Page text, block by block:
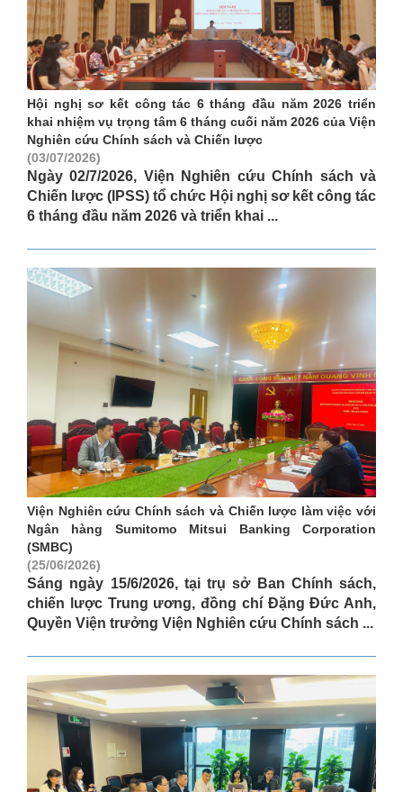
Hội nghị sơ kết công tác 6 tháng đầu năm 2026 triển
khai nhiệm vụ trọng tâm 6 tháng cuối năm 2026 của Viện
Nghiên cứu Chính sách và Chiến lược
(03/07/2026)
Ngày 02/7/2026, Viện Nghiên cứu Chính sách và
Chiến lược (IPSS) tổ chức Hội nghị sơ kết công tác
6 tháng đầu năm 2026 và triển khai ...
Viện Nghiên cứu Chính sách và Chiến lược làm việc với
Ngân hàng Sumitomo Mitsui Banking Corporation
(SMBC)
(25/06/2026)
Sáng ngày 15/6/2026, tại trụ sở Ban Chính sách,
chiến lược Trung ương, đồng chí Đặng Đức Anh,
Quyền Viện trưởng Viện Nghiên cứu Chính sách ...